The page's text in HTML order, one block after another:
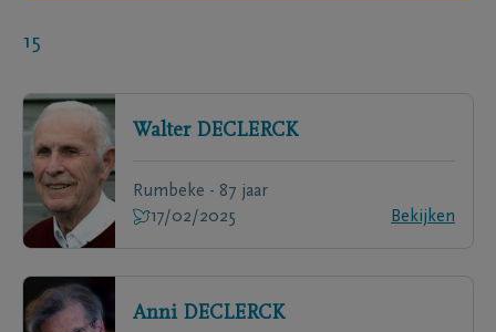
15
Walter DECLERCK
Rumbeke - 87 jaar
17/02/2025
Bekijken
Anni DECLERCK